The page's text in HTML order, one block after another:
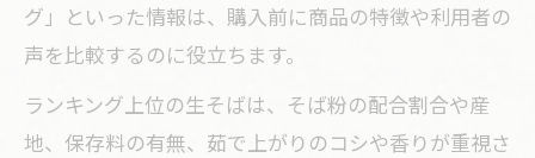
グ」といった情報は、購入前に商品の特徴や利用者の
声を比較するのに役立ちます。
ランキング上位の生そばは、そば粉の配合割合や産
地、保存料の有無、茹で上がりのコシや香りが重視さ